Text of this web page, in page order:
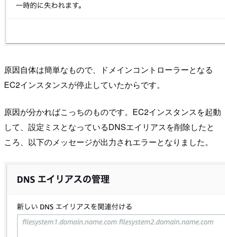
原因自体は簡単なもので、ドメインコントローラーとなる
EC2インスタンスが停止していたからです。
原因が分かればこっちのものです。EC2インスタンスを起動
して、設定ミスとなっているDNSエイリアスを削除したと
ころ、以下のメッセージが出力されエラーとなりました。